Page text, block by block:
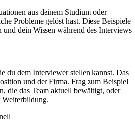
aus deinem Studium oder
Probleme gelöst hast. Diese Beispiele
und dein Wissen während des Interviews
du dem Interviewer stellen kannst. Das
und der Firma. Frag zum Beispiel
die das Team aktuell bewältigt, oder
Weiterbildung.